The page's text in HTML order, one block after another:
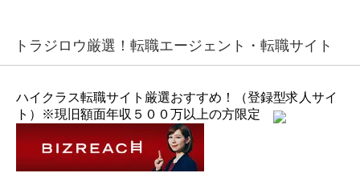
トラジロウ厳選！転職エージェント・転職サイト
ハイクラス転職サイト厳選おすすめ！（登録型求人サイ
ト）※現旧額面年収５００万以上の方限定